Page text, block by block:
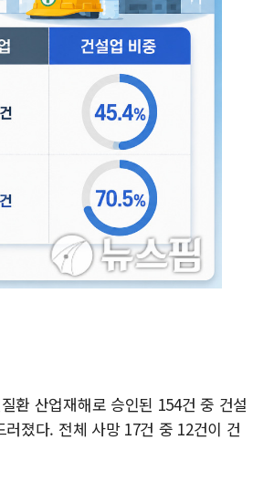
환 산업재해로 승인된 154건 중 건설
졌다. 전체 사망 17건 중 12건이 건